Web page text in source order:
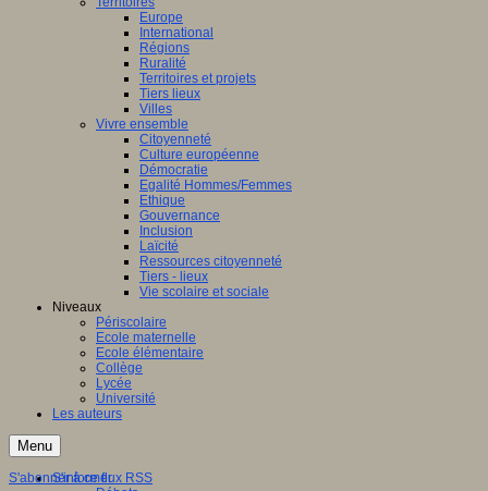
Europe
International
Régions
Ruralité
Territoires et projets
Tiers lieux
Villes
Vivre ensemble
Citoyenneté
Culture européenne
Démocratie
Egalité Hommes/Femmes
Ethique
Gouvernance
Inclusion
Laïcité
Ressources citoyenneté
Tiers - lieux
Vie scolaire et sociale
Niveaux
Périscolaire
Ecole maternelle
Ecole élémentaire
Collège
Lycée
Université
Les auteurs
Menu
S'informer
S'abonner à ce flux RSS